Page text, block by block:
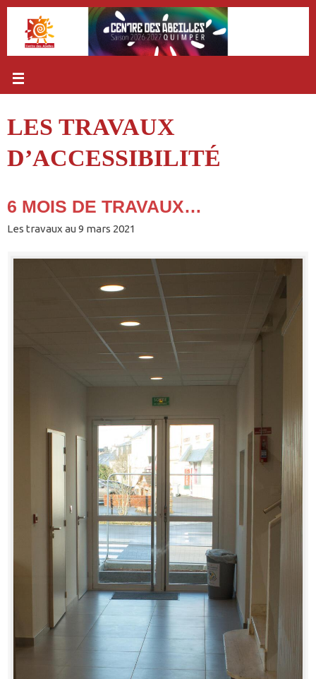
Passer
contenu
LES TRAVAUX
D’ACCESSIBILITÉ
6 MOIS DE TRAVAUX…
Les travaux au 9 mars 2021